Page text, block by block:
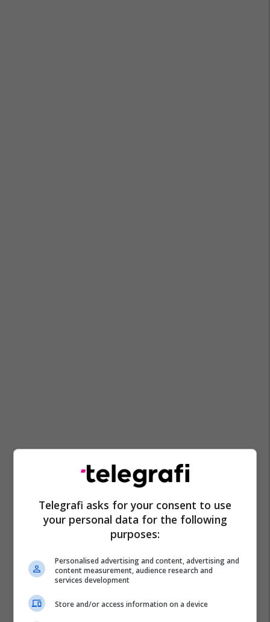
Telegrafi asks for your consent to use
your personal data for the following
purposes:
Personalised advertising and content, advertising and
content measurement, audience research and
services development
Store and/or access information on a device